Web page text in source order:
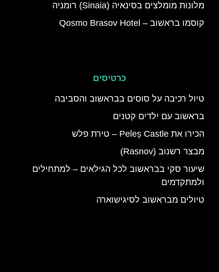
מלונות מומלצים בסינאיה (Sinaia) רומניה
קוסמו בראשוב – Qosmo Brasov Hotel
כרטיסים
טיול רכיבה על סוסים בבראשוב והסביבה
בראשוב עם ילדים קטנים
הכירו את Peleș Castle – טירת פלש
מבצר רשנוב (Rasnov)
שיעור סקי בבראשוב לכל הגילאים – למתחילים
ולמתקדמים
טיולים מבראשוב לסיגישוארה